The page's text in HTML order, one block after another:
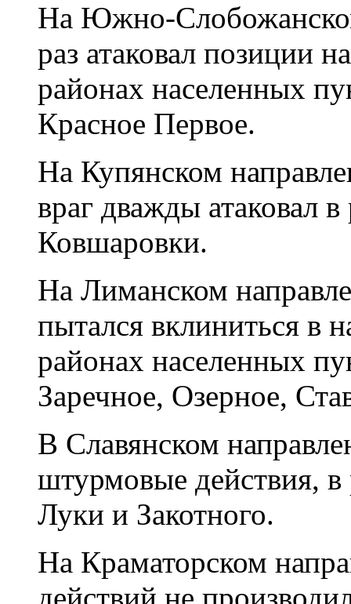
На Южно-
раз атаковал позиции
районах населенных
Красное Первое.
На Купянском
враг дважды атаковал
Ковшаровки.
На Лиманском
пытался вклиниться в
районах населенных
Заречное, Озерное,
В Славянском
штурмовые действия,
Луки и Закотного.
На Краматорском